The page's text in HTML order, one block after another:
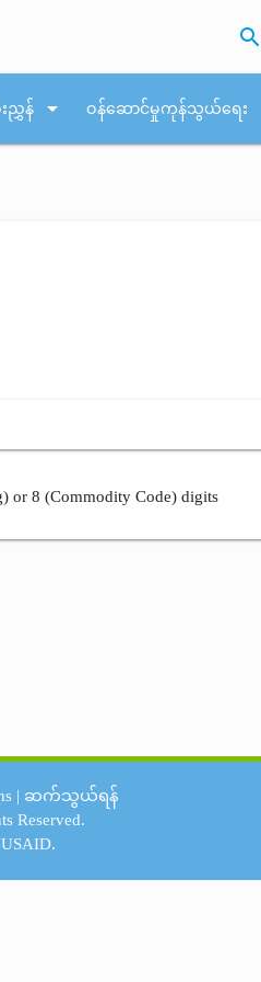
search
းညွှန် arrow_drop_down ဝန်ဆောင်မှုကုန်သွယ်ရေး
or 8 (Commodity Code) digits
| ဆက်သွယ်ရန်
Reserved.
USAID.